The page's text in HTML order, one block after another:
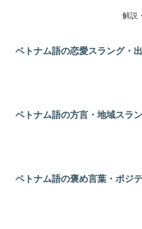
解説
ベトナム語の恋愛スラング・
ベトナム語の方言・地域スラ
ベトナム語の褒め言葉・ポジ